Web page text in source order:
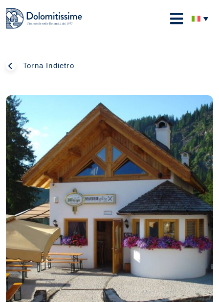
to
content
Dolomitissime
Torna Indietro